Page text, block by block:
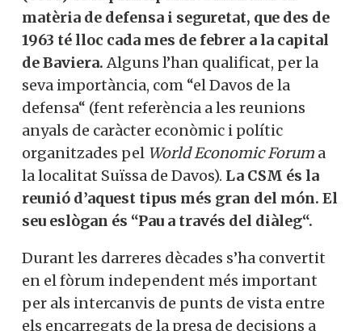
matèria de defensa i seguretat, que des
de 1963 té lloc cada mes de febrer a la
capital de Baviera. Alguns l’han
qualificat, per la seva importància, com “el
Davos de la defensa“ (fent referència a les
reunions anyals de caràcter econòmic i
polític organitzades pelWorld Economic
Foruma la localitat Suïssa de Davos). La
CSM és la reunió d’aquest tipus més gran
del món. El seu eslògan és “Pau a través
Durant les darreres dècades s’ha convertit
en el fòrum independent més important
per als intercanvis de punts de vista entre